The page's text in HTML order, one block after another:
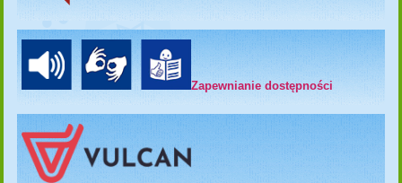
Zapewnianie dostępności